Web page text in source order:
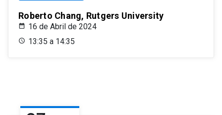
Roberto Chang, Rutgers University
16 de Abril de 2024
13:35 a 14:35